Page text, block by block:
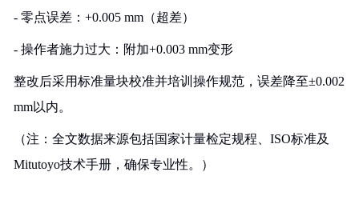
- 零点误差：+0.005 mm（超差）
- 操作者施力过大：附加+0.003 mm变形
整改后采用标准量块校准并培训操作规范，误差降至±0.002
mm以内。
（注：全文数据来源包括国家计量检定规程、ISO标准及
Mitutoyo技术手册，确保专业性。）